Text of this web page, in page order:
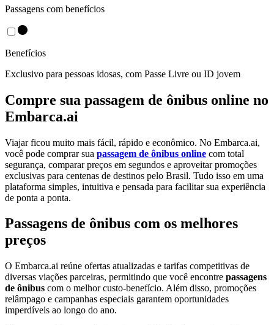
Passagens com benefícios
Benefícios
Exclusivo para pessoas idosas, com Passe Livre ou ID jovem
Compre sua passagem de ônibus online no
Embarca.ai
Viajar ficou muito mais fácil, rápido e econômico. No Embarca.ai,
você pode comprar sua passagem de ônibus online com total
segurança, comparar preços em segundos e aproveitar promoções
exclusivas para centenas de destinos pelo Brasil. Tudo isso em uma
plataforma simples, intuitiva e pensada para facilitar sua experiência
de ponta a ponta.
Passagens de ônibus com os melhores
preços
O Embarca.ai reúne ofertas atualizadas e tarifas competitivas de
diversas viações parceiras, permitindo que você encontre passagens
de ônibus com o melhor custo-benefício. Além disso, promoções
relâmpago e campanhas especiais garantem oportunidades
imperdíveis ao longo do ano.